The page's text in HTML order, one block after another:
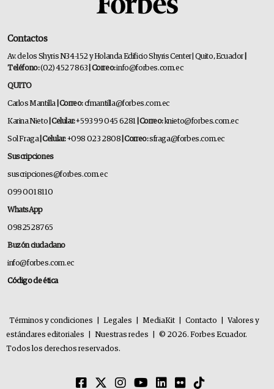
Contactos
Av. de los Shyris N34-152 y Holanda Edificio Shyris Center | Quito, Ecuador
Teléfono:(02) 452 7863 | Correo:info@forbes.com.ec
QUITO
Carlos Mantilla | Correo:cfmantilla@forbes.com.ec
Karina Nieto | Celular:+593 99 045 6281 | Correo:knieto@forbes.com.ec
Sol Fraga| Celular:+098 023 2808 | Correo:sfraga@forbes.com.ec
Suscripciones
suscripciones@forbes.com.ec
099 001 8110
WhatsApp
0982528765
Buzón ciudadano
info@forbes.com.ec
Código de ética
Términos y condiciones Legales MediaKit Contacto
Valores y
estándares editoriales
Nuestras redes
© 2026. Forbes Ecuador.
Todos los derechos reservados.